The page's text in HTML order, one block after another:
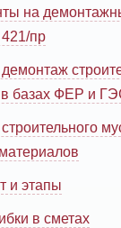
на
пр
в базах ФЕР и
и этапы
в сметах